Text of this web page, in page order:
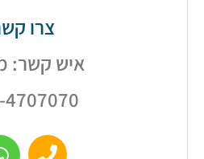
צרו קשר
איש קשר: משרד
058-4707070